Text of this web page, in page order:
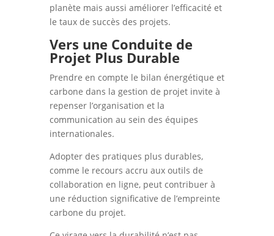
planète mais aussi améliorer l’efficacité et
le taux de succès des projets.
Vers une Conduite de
Projet Plus Durable
Prendre en compte le bilan énergétique et
carbone dans la gestion de projet invite à
repenser l’organisation et la
communication au sein des équipes
internationales.
Adopter des pratiques plus durables,
comme le recours accru aux outils de
collaboration en ligne, peut contribuer à
une réduction significative de l’empreinte
carbone du projet.